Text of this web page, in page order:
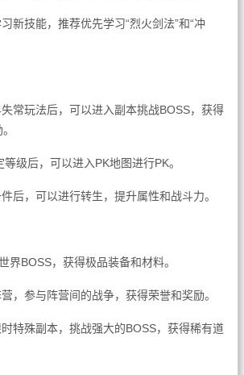
新技能，推荐优先学习“烈火剑法”和“冲
常玩法后，可以进入副本挑战BOSS，获得
级后，可以进入PK地图进行PK。
后，可以进行转生，提升属性和战斗力。
界BOSS，获得极品装备和材料。
，参与阵营间的战争，获得荣誉和奖励。
特殊副本，挑战强大的BOSS，获得稀有道